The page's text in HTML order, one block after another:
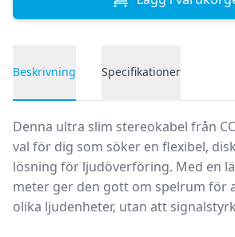
Beskrivning Specifikationer
Denna ultra slim stereokabel från
val för dig som söker en flexibel,
lösning för ljudöverföring. Med en
meter ger den gott om spelrum för
olika ljudenheter, utan att